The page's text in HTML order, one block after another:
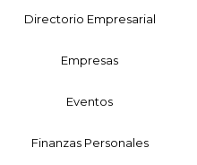
Directorio Empresarial
Empresas
Eventos
Finanzas Personales